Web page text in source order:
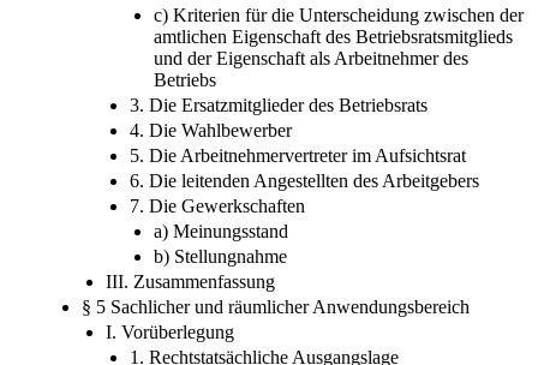
b) Stellungnahme
c) Kriterien für die Unterscheidung zwischen der
amtlichen Eigenschaft des Betriebsratsmitglieds
und der Eigenschaft als Arbeitnehmer des
Betriebs
3. Die Ersatzmitglieder des Betriebsrats
4. Die Wahlbewerber
5. Die Arbeitnehmervertreter im Aufsichtsrat
6. Die leitenden Angestellten des Arbeitgebers
7. Die Gewerkschaften
a) Meinungsstand
b) Stellungnahme
III. Zusammenfassung
§ 5 Sachlicher und räumlicher Anwendungsbereich
I. Vorüberlegung